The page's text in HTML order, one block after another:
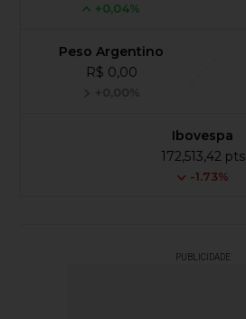
+0,04%
Peso Argentino
R$ 0,00
+0,00%
Ibovespa
172,513,42 pts
-1.73%
PUBLICIDADE